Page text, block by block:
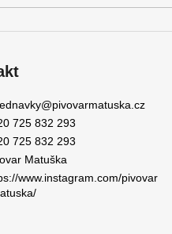
@pivovarmatuska.cz
725 832 293
725 832 293
Matuška
www.instagram.com/pivovar